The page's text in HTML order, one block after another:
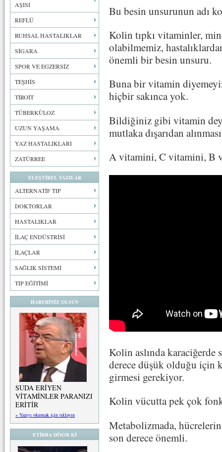
AŞISI
REFLÜ
RUHSAL HASTALIKLAR
SİGARA
SPOR VE EGZERSİZ
TEŞHİS
TİROİT
TÜBERKÜLOZ
UZUN YAŞAMA
YAZ HASTALIKLARI
ZATÜRREE
ELEŞTİREL YAZILAR
ALTERNATİF TIP
DOKTORLAR
HASTALIKLAR
İLAÇ ENDÜSTRİSİ
İLAÇLAR
SAĞLIK SİSTEMİ
TIP EĞİTİMİ
HABERİNİZ OLSUN
SUDA ERİYEN
VİTAMİNLER PARANIZI
ERİTİR
» Yazıyı okumak için tıklayın
ETİBBA DİYOR Kİ
Bu besin unsurunun adı
Kolin tıpkı vitaminler,
olabilmemiz,
önemli bir besin unsuru.
Buna bir vitamin
hiçbir sakınca yok.
Bildiğiniz gibi vitamin
mutlaka dışarıdan
A vitamini, C vitamini, B
Kolin aslında karaciğerde
derece düşük olduğu için
girmesi gerekiyor.
Kolin vücutta pek çok
Metabolizmada,
son derece önemli.